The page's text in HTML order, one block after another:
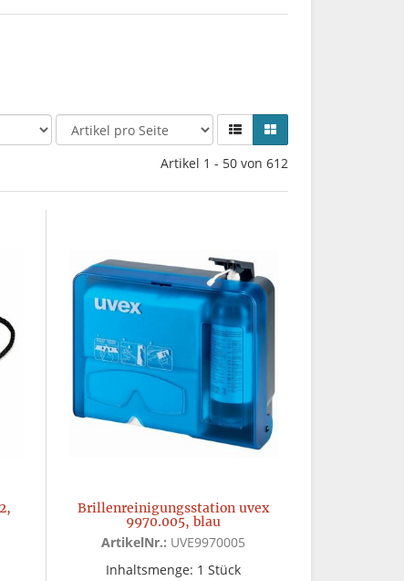
Artikel 1 - 50 von 612
Brillenreinigungsstation uvex
9970.005, blau
ArtikelNr.: UVE9970005
Inhaltsmenge: 1 Stück